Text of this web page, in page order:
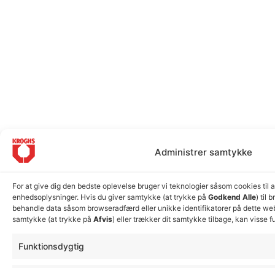
Administrer samtykke
For at give dig den bedste oplevelse bruger vi teknologier såsom cookies til
enhedsoplysninger. Hvis du giver samtykke (at trykke på Godkend Alle) til
behandle data såsom browseradfærd eller unikke identifikatorer på dette
samtykke (at trykke på Afvis) eller trækker dit samtykke tilbage, kan visse
Funktionsdygtig